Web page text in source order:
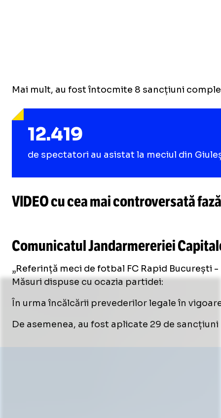
Mai mult, au fost întocmite 8 sancțiuni
12.419
de spectatori au asistat la meciul din
VIDEO cu cea mai controversată Loaded:
Unmute
Comunicatul Jandarmereriei
„Referință meci de fotbal FC Rapid București -
Măsuri dispuse cu ocazia partidei:
În urma încălcării prevederilor legale în
De asemenea, au fost aplicate 29 de